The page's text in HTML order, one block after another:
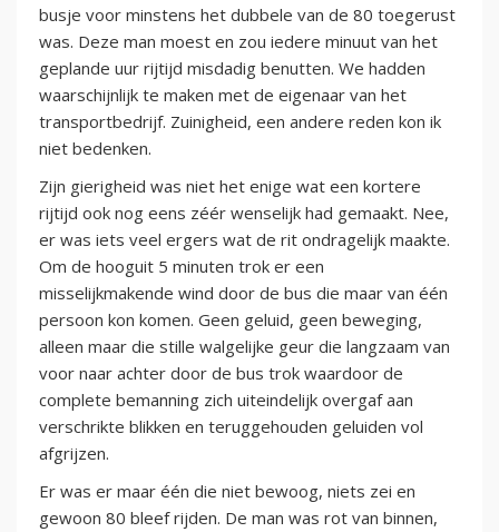
busje voor minstens het dubbele van de 80 toegerust
was. Deze man moest en zou iedere minuut van het
geplande uur rijtijd misdadig benutten. We hadden
waarschijnlijk te maken met de eigenaar van het
transportbedrijf. Zuinigheid, een andere reden kon ik
niet bedenken.
Zijn gierigheid was niet het enige wat een kortere
rijtijd ook nog eens zéér wenselijk had gemaakt. Nee,
er was iets veel ergers wat de rit ondragelijk maakte.
Om de hooguit 5 minuten trok er een
misselijkmakende wind door de bus die maar van één
persoon kon komen. Geen geluid, geen beweging,
alleen maar die stille walgelijke geur die langzaam van
voor naar achter door de bus trok waardoor de
complete bemanning zich uiteindelijk overgaf aan
verschrikte blikken en teruggehouden geluiden vol
afgrijzen.
Er was er maar één die niet bewoog, niets zei en
gewoon 80 bleef rijden. De man was rot van binnen,